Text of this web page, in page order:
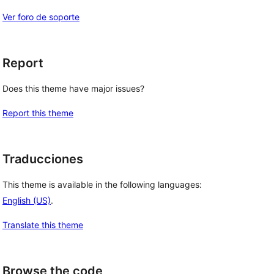
Ver foro de soporte
Report
Does this theme have major issues?
Report this theme
Traducciones
This theme is available in the following languages:
English (US).
Translate this theme
Browse the code